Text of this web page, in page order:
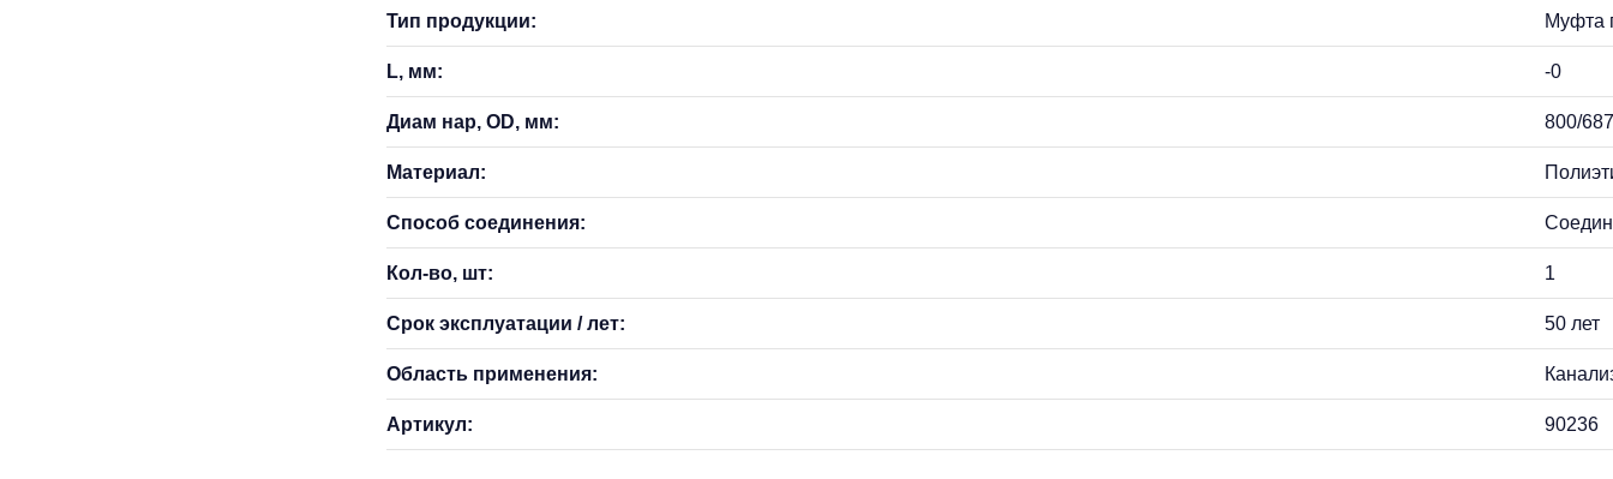
Тип продукции: Муфта
L, мм: -0
Диам нар, OD, мм: 800/687
Материал:
Способ соединения:
Кол-во, шт: 1
Срок эксплуатации / лет: 50 лет
Область применения:
Артикул: 90236